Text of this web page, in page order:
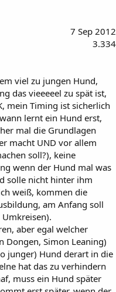
7 Sep 2012
3.334
viel zu jungen Hund,
das vieeeeel zu spät ist,
mein Timing ist sicherlich
lernt ein Hund erst,
mal die Grundlagen
macht UND vor allem
soll?), keine
wenn der Hund mal was
solle nicht hinter ihm
weiß, kommen die
am Anfang soll
aber egal welcher
Dongen, Simon Leaning)
junger) Hund derart in die
hat das zu verhindern
muss ein Hund später